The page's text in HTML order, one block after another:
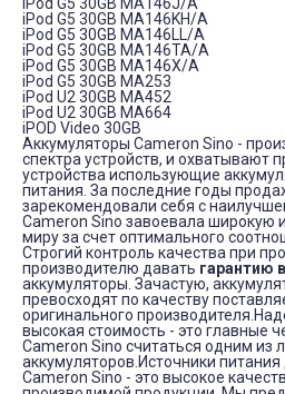
iPod G5 30GB MA146KH/A
iPod G5 30GB MA146LL/A
iPod G5 30GB MA146TA/A
iPod G5 30GB MA146X/A
iPod G5 30GB MA253
iPod U2 30GB MA452
iPod U2 30GB MA664
iPOD Video 30GB
Аккумуляторы Cameron Sino -
спектра устройств, и охватывают
устройства использующие
питания. За последние годы
зарекомендовали себя с
Cameron Sino завоевала широкую
миру за счет оптимального
Строгий контроль качества при
производителю давать гарантию
аккумуляторы. Зачастую,
превосходят по качеству
оригинального
высокая стоимость - это главные
Cameron Sino считаться одним из
аккумуляторов.Источники
Cameron Sino - это высокое